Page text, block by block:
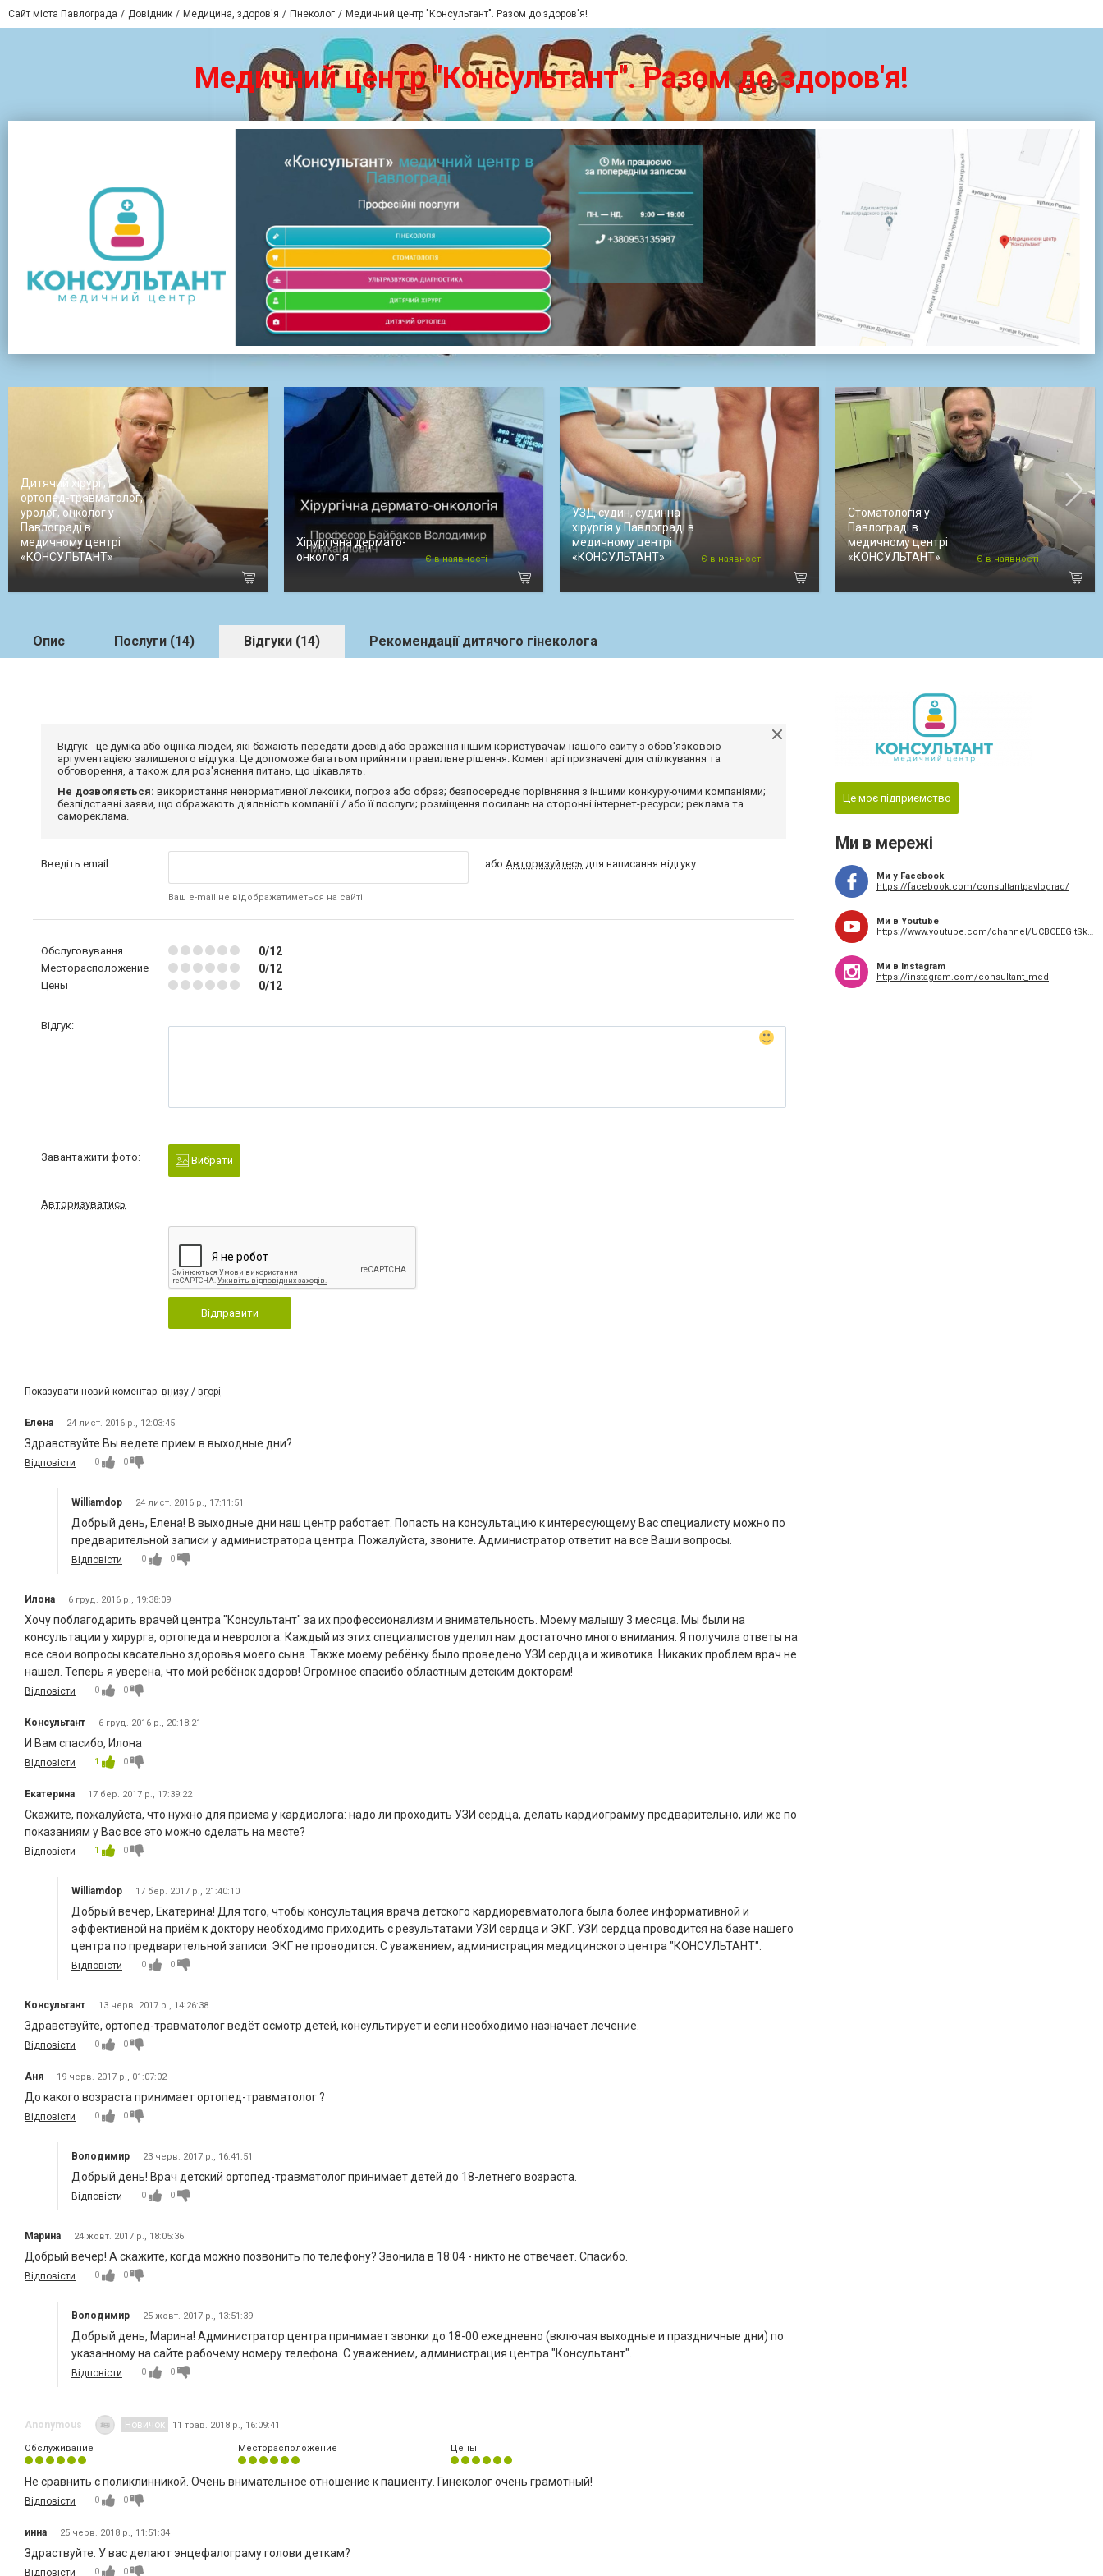
Сайт міста Павлограда Довідник Медицина, здоров'я Гінеколог Медичний центр "Консультант". Разом до здоров'я!
Медичний центр "Консультант". Разом до здоров'я!
Дитячий хірург,
ортопед-травматолог,
уролог, онколог у
Павлограді в
медичному центрі
«КОНСУЛЬТАНТ»
Хірургічна дермато-
онкологія
Є в наявності
УЗД судин, судинна
хірургія у Павлограді в
медичному центрі
«КОНСУЛЬТАНТ»
Є в наявності
Стоматологія у
Павлограді в
медичному центрі
«КОНСУЛЬТАНТ»
Є в наявності
Опис Послуги (14) Відгуки (14) Рекомендації дитячого гінеколога
Відгук - це думка або оцінка людей, які бажають передати досвід або враження іншим користувачам нашого сайту з обов'язковою
аргументацією залишеного відгука. Це допоможе багатьом прийняти правильне рішення. Коментарі призначені для спілкування та
обговорення, а також для роз'яснення питань, що цікавлять.
Не дозволяється: використання ненормативної лексики, погроз або образ; безпосереднє порівняння з іншими конкуруючими компаніями;
безпідставні заяви, що ображають діяльність компанії і / або її послуги; розміщення посилань на сторонні інтернет-ресурси; реклама та
самореклама.
Введіть email:
Ваш e-mail не відображатиметься на сайті
або Авторизуйтесь для написання відгуку
Обслуговування 0/12
Месторасположение 0/12
Цены 0/12
Відгук:
Завантажити фото: Вибрати
Авторизуватись
Відправити
Показувати новий коментар: внизу / вгорі
Елена 24 лист. 2016 р., 12:03:45
Здравствуйте.Вы ведете прием в выходные дни?
Відповісти 0 0
Williamdop 24 лист. 2016 р., 17:11:51
Добрый день, Елена! В выходные дни наш центр работает. Попасть на консультацию к интересующему Вас специалисту можно по
предварительной записи у администратора центра. Пожалуйста, звоните. Администратор ответит на все Ваши вопросы.
Відповісти 0 0
Илона 6 груд. 2016 р., 19:38:09
Хочу поблагодарить врачей центра "Консультант" за их профессионализм и внимательность. Моему малышу 3 месяца. Мы были на
консультации у хирурга, ортопеда и невролога. Каждый из этих специалистов уделил нам достаточно много внимания. Я получила ответы на
все свои вопросы касательно здоровья моего сына. Также моему ребёнку было проведено УЗИ сердца и животика. Никаких проблем врач не
нашел. Теперь я уверена, что мой ребёнок здоров! Огромное спасибо областным детским докторам!
Відповісти 0 0
Консультант 6 груд. 2016 р., 20:18:21
И Вам спасибо, Илона
Відповісти 1 0
Екатерина 17 бер. 2017 р., 17:39:22
Скажите, пожалуйста, что нужно для приема у кардиолога: надо ли проходить УЗИ сердца, делать кардиограмму предварительно, или же по
показаниям у Вас все это можно сделать на месте?
Відповісти 1 0
Williamdop 17 бер. 2017 р., 21:40:10
Добрый вечер, Екатерина! Для того, чтобы консультация врача детского кардиоревматолога была более информативной и
эффективной на приём к доктору необходимо приходить с результатами УЗИ сердца и ЭКГ. УЗИ сердца проводится на базе нашего
центра по предварительной записи. ЭКГ не проводится. С уважением, администрация медицинского центра "КОНСУЛЬТАНТ".
Відповісти 0 0
Консультант 13 черв. 2017 р., 14:26:38
Здравствуйте, ортопед-травматолог ведёт осмотр детей, консультирует и если необходимо назначает лечение.
Відповісти 0 0
Аня 19 черв. 2017 р., 01:07:02
До какого возраста принимает ортопед-травматолог ?
Відповісти 0 0
Володимир 23 черв. 2017 р., 16:41:51
Добрый день! Врач детский ортопед-травматолог принимает детей до 18-летнего возраста.
Відповісти 0 0
Марина 24 жовт. 2017 р., 18:05:36
Добрый вечер! А скажите, когда можно позвонить по телефону? Звонила в 18:04 - никто не отвечает. Спасибо.
Відповісти 0 0
Володимир 25 жовт. 2017 р., 13:51:39
Добрый день, Марина! Администратор центра принимает звонки до 18-00 ежедневно (включая выходные и праздничные дни) по
указанному на сайте рабочему номеру телефона. С уважением, администрация центра "Консультант".
Відповісти 0 0
Anonymous Новичок 11 трав. 2018 р., 16:09:41
Обслуживание Месторасположение Цены
Не сравнить с поликлинникой. Очень внимательное отношение к пациенту. Гинеколог очень грамотный!
Відповісти 0 0
инна 25 черв. 2018 р., 11:51:34
Здраствуйте. У вас делают энцефалограму голови деткам?
Відповісти 0 0
Це моє підприємство
Ми в мережі
Ми у Facebook
https://facebook.com/consultantpavlograd/
Ми в Youtube
Ми в Instagram
https://instagram.com/consultant_med